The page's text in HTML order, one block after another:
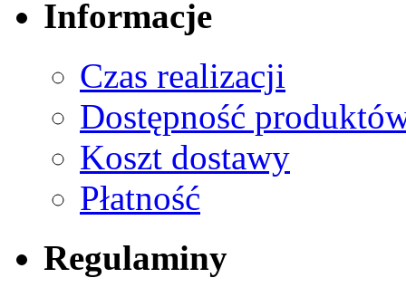
Informacje
Czas realizacji
Dostępność
Koszt dostawy
Płatność
Regulaminy